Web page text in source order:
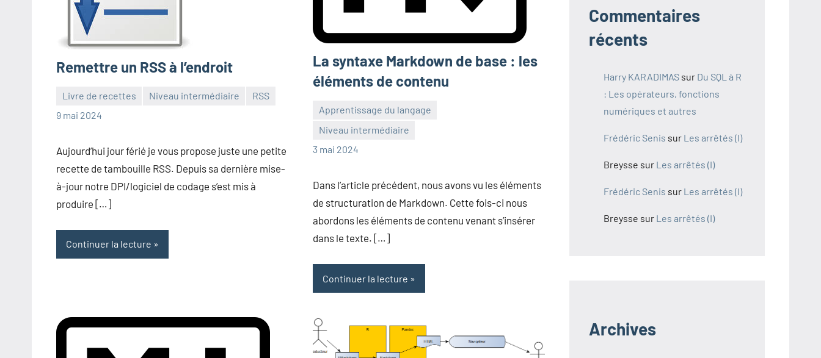
Remettre un RSS à l’endroit
Livre de recettes Niveau intermédiaire
RSS
9 mai 2024
Frédéric
1
Aujourd’hui jour férié je vous propose juste une petite
recette de tambouille RSS. Depuis sa dernière mise-
à-jour notre DPI/logiciel de codage s’est mis à
produire […]
Continuer la lecture
La syntaxe Markdown de base : les
éléments de contenu
Apprentissage du langage
Niveau intermédiaire
3 mai 2024
Frédéric
Senis
Aucun
commentaire
Dans l’article précédent, nous avons vu les éléments
de structuration de Markdown. Cette fois-ci nous
abordons les éléments de contenu venant s’insérer
dans le texte. […]
Continuer la lecture
Commentaires
récents
Harry KARADIMAS sur Du SQL à R
: Les opérateurs, fonctions
numériques et autres
Frédéric Senis sur Les arrêtés (I)
Breysse sur Les arrêtés (I)
Frédéric Senis sur Les arrêtés (I)
Breysse sur Les arrêtés (I)
Archives